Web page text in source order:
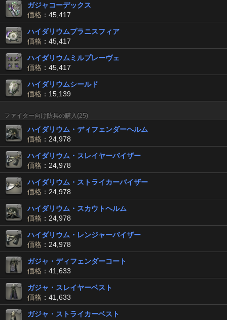
ガジャコーデックス
価格 ：45,417
ハイダリウムプラニスフィア
価格 ：45,417
ハイダリウムミルプレーヴェ
価格 ：45,417
ハイダリウムシールド
価格 ：15,139
ファイター向け防具の購入(25)
ハイダリウム・ディフェンダーヘルム
価格 ：24,978
ハイダリウム・スレイヤーバイザー
価格 ：24,978
ハイダリウム・ストライカーバイザー
価格 ：24,978
ハイダリウム・スカウトヘルム
価格 ：24,978
ハイダリウム・レンジャーバイザー
価格 ：24,978
ガジャ・ディフェンダーコート
価格 ：41,633
ガジャ・スレイヤーベスト
価格 ：41,633
ガジャ・ストライカーベスト